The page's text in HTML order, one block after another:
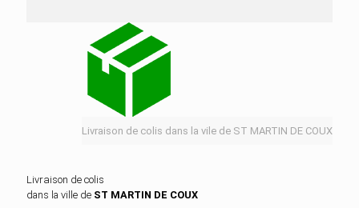
Livraison de colis dans la vile de ST MARTIN DE COUX
Livraison de colis
dans la ville de ST MARTIN DE COUX